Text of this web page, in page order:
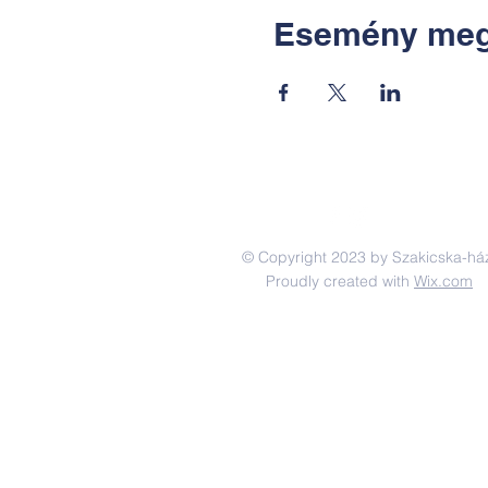
Esemény
© Copyright 2023 by Szakicska-
Proudly created with Wix.com